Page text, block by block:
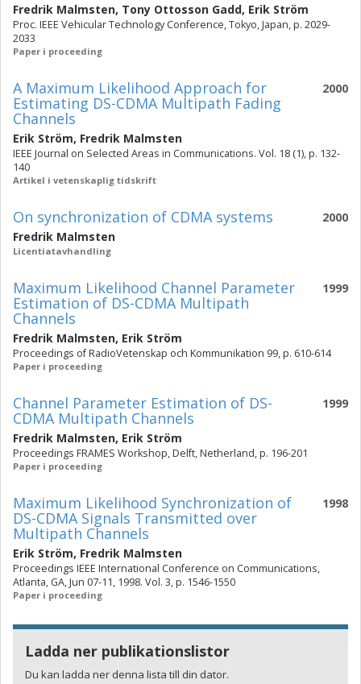
Fredrik Malmsten, Tony Ottosson Gadd, Erik Ström
Proc. IEEE Vehicular Technology Conference, Tokyo, Japan, p. 2029-
2033
Paper i proceeding
2000
A Maximum Likelihood Approach for
Estimating DS-CDMA Multipath Fading
Channels
Erik Ström, Fredrik Malmsten
IEEE Journal on Selected Areas in Communications. Vol. 18 (1), p. 132-
140
Artikel i vetenskaplig tidskrift
2000
On synchronization of CDMA systems
Fredrik Malmsten
Licentiatavhandling
1999
Maximum Likelihood Channel Parameter
Estimation of DS-CDMA Multipath
Channels
Fredrik Malmsten, Erik Ström
Proceedings of RadioVetenskap och Kommunikation 99, p. 610-614
Paper i proceeding
1999
Channel Parameter Estimation of DS-
CDMA Multipath Channels
Fredrik Malmsten, Erik Ström
Proceedings FRAMES Workshop, Delft, Netherland, p. 196-201
Paper i proceeding
1998
Maximum Likelihood Synchronization of
DS-CDMA Signals Transmitted over
Multipath Channels
Erik Ström, Fredrik Malmsten
Proceedings IEEE International Conference on Communications,
Atlanta, GA, Jun 07-11, 1998. Vol. 3, p. 1546-1550
Paper i proceeding
Ladda ner publikationslistor
Du kan ladda ner denna lista till din dator.